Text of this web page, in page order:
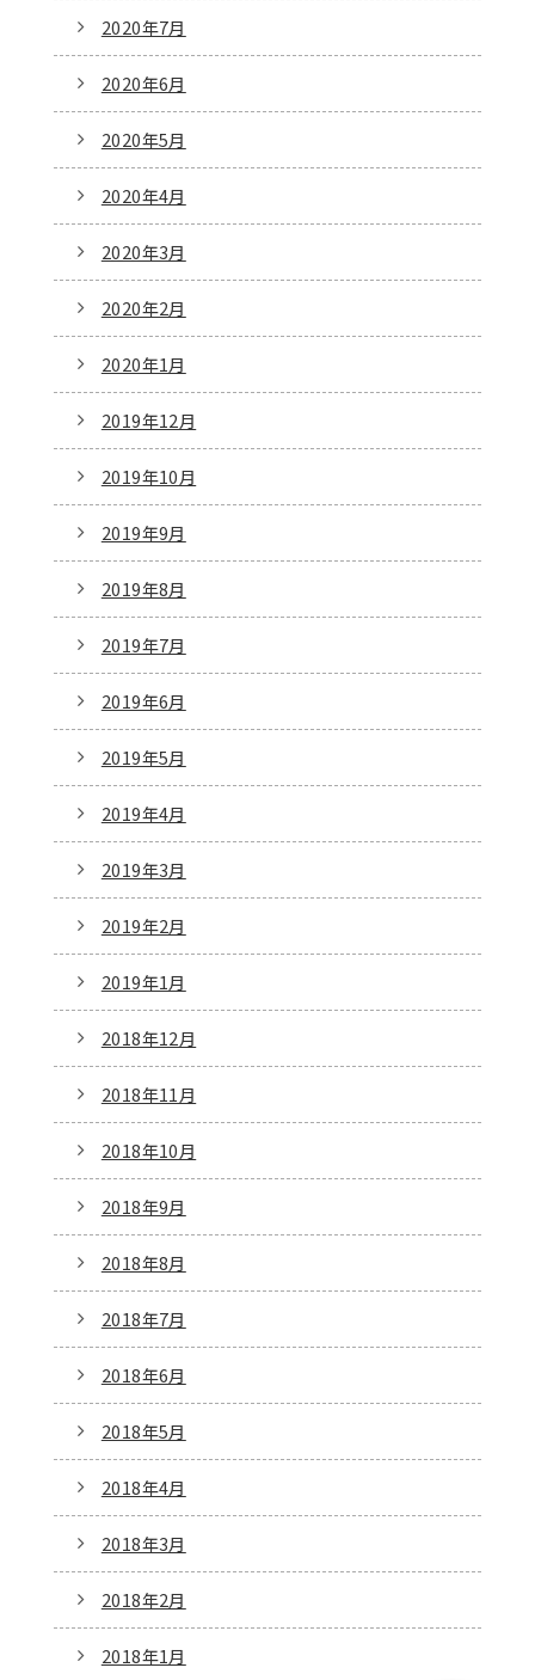
2020年7月
2020年6月
2020年5月
2020年4月
2020年3月
2020年2月
2020年1月
2019年12月
2019年10月
2019年9月
2019年8月
2019年7月
2019年6月
2019年5月
2019年4月
2019年3月
2019年2月
2019年1月
2018年12月
2018年11月
2018年10月
2018年9月
2018年8月
2018年7月
2018年6月
2018年5月
2018年4月
2018年3月
2018年2月
2018年1月